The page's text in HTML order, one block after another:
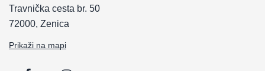
Travnička cesta br. 50
72000, Zenica
Prikaži na mapi